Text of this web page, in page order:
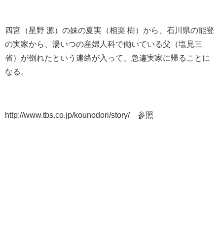
四宮（星野 源）の妹の夏実（相楽 樹）から、石川県の能登
の実家から、湯いつの産婦人科で働いている父（塩見三
省）が倒れたという連絡が入って、急遽実家に帰ることに
なる。
http://www.tbs.co.jp/kounodori/story/ 参照